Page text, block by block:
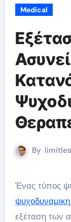
Medical
By
Ένας τύπος
εξέταση των